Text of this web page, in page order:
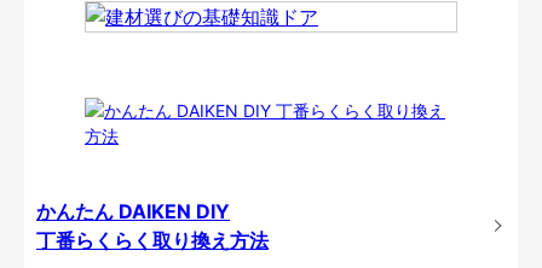
かんたん DAIKEN DIY
丁番らくらく取り換え方法